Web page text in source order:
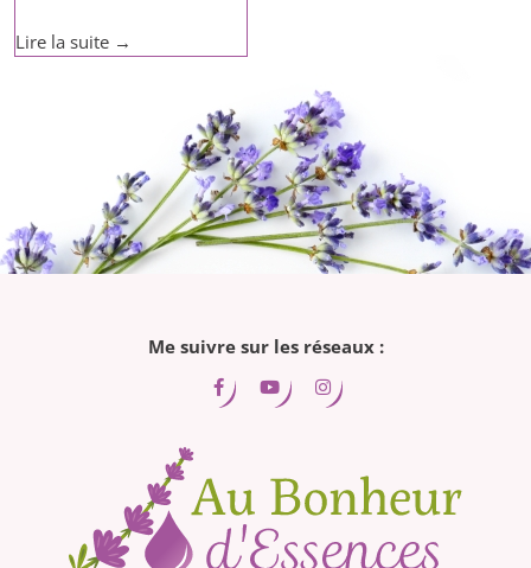
Lire la suite "Conférence
Professionnels
de
santé"
→
Me suivre sur les réseaux :